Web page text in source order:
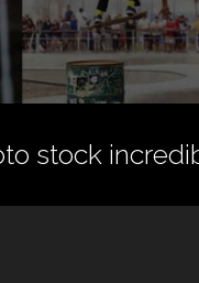
stock